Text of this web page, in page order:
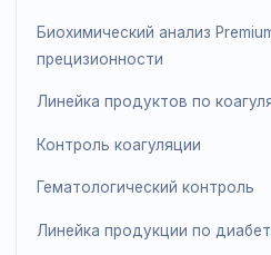
Набор калибраторов/
Контроль глицерина
Жидкий аттестованный
Premium Plus
Контроль жидкого